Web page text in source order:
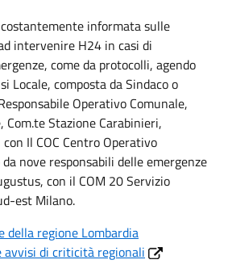
informata sulle
intervenire H24 in casi di
come da protocolli, agendo
Locale, composta da Sindaco o
Operativo Comunale,
Com.te Stazione Carabinieri,
con Il COC Centro Operativo
nove responsabili delle emergenze
con il COM 20 Servizio
est Milano.
della regione Lombardia
avvisi di criticità regionali